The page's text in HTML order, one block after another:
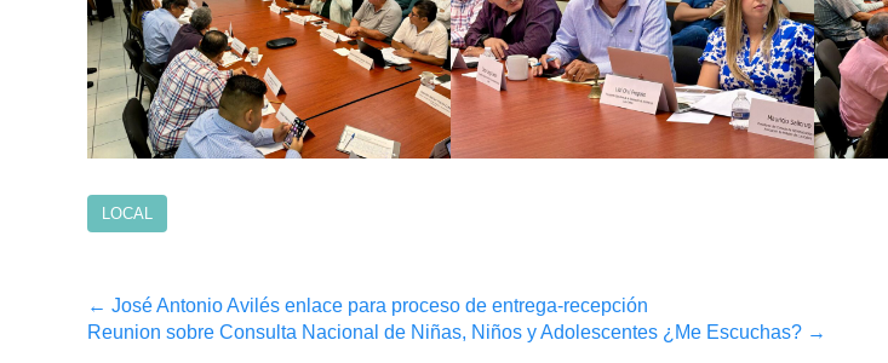
LOCAL
Post
← José Antonio Avilés enlace para proceso de entrega-recepción
Reunion sobre Consulta Nacional de Niñas, Niños y Adolescentes ¿Me Escuchas? →